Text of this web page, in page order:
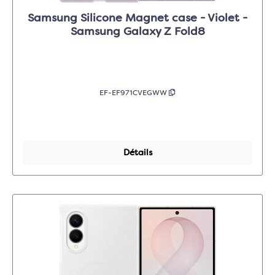
Samsung Silicone Magnet case - Violet -
Samsung Galaxy Z Fold8
EF-EF971CVEGWW
Détails